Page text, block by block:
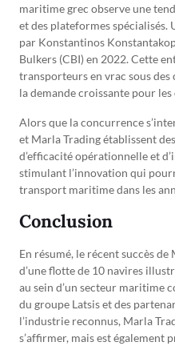
maritime grec observe une
et des plateformes spécialisés.
par Konstantinos
Bulkers (CBI) en 2022. Cette
transporteurs en vrac sous
la demande croissante pour
Alors que la concurrence
et Marla Trading établissent
d’efficacité opérationnelle et
stimulant l’innovation qui
transport maritime dans les
Conclusion
En résumé, le récent succès
d’une flotte de 10 navires
au sein d’un secteur maritime
du groupe Latsis et des
l’industrie reconnus, Marla
s’affirmer, mais est